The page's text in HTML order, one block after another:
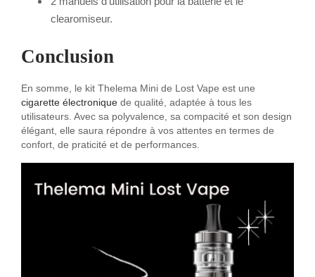
clearomiseur.
Conclusion
En somme, le kit Thelema Mini de Lost Vape est une
cigarette électronique de qualité, adaptée à tous les
utilisateurs. Avec sa polyvalence, sa compacité et son design
élégant, elle saura répondre à vos attentes en termes de
confort, de praticité et de performances.